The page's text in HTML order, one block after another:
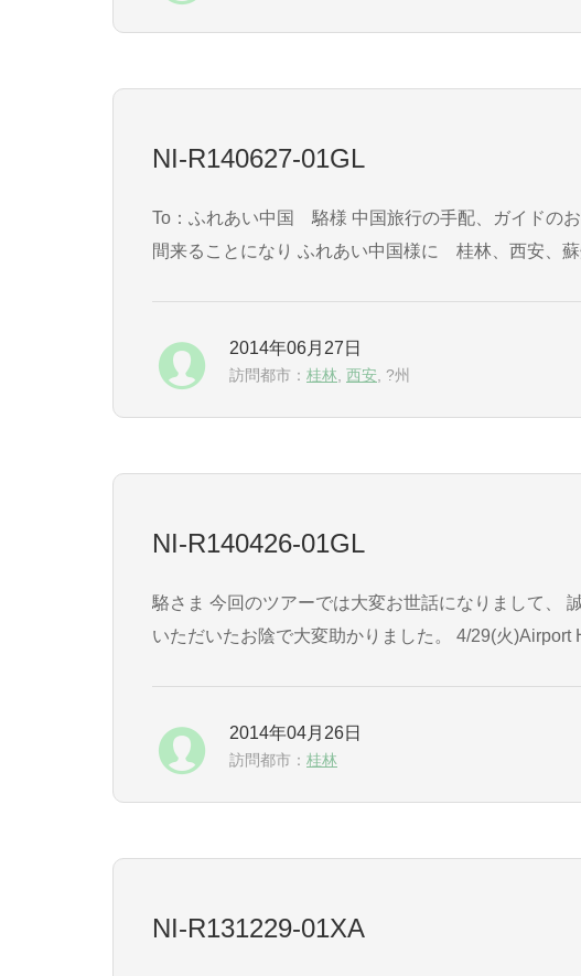
NI-R140627-01GL
To：ふれあい中国 駱様 中国旅行の手配、ガイドのお礼が旅行で休んだ期間の業務対応で遅れました。 中国赴任して１年を機会に、妻が中国に１週
間来ることになり ふれあい中国様に 桂林、西安、
2014年06月27日
訪問都市： 桂林 西安 , ?州
NI-R140426-01GL
駱さま 今回のツアーでは大変お世話になりまして、 誠にありがとうございました。 特に、4/29(火)桂林北京の飛行機のトラブルでは、 色々とご尽力
いただいたお陰で大変助かりました。 4/29(火)Airport Hotelに宿泊して、 4/30(水)朝もまた色々とトラブルがありましたが、 何とか北京に戻れて、夕
2014年04月26日
訪問都市： 桂林
NI-R131229-01XA